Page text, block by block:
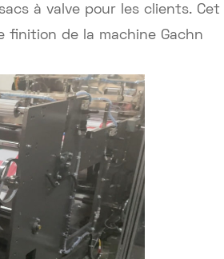
à valve pour les clients.
finition de la machine Gachn